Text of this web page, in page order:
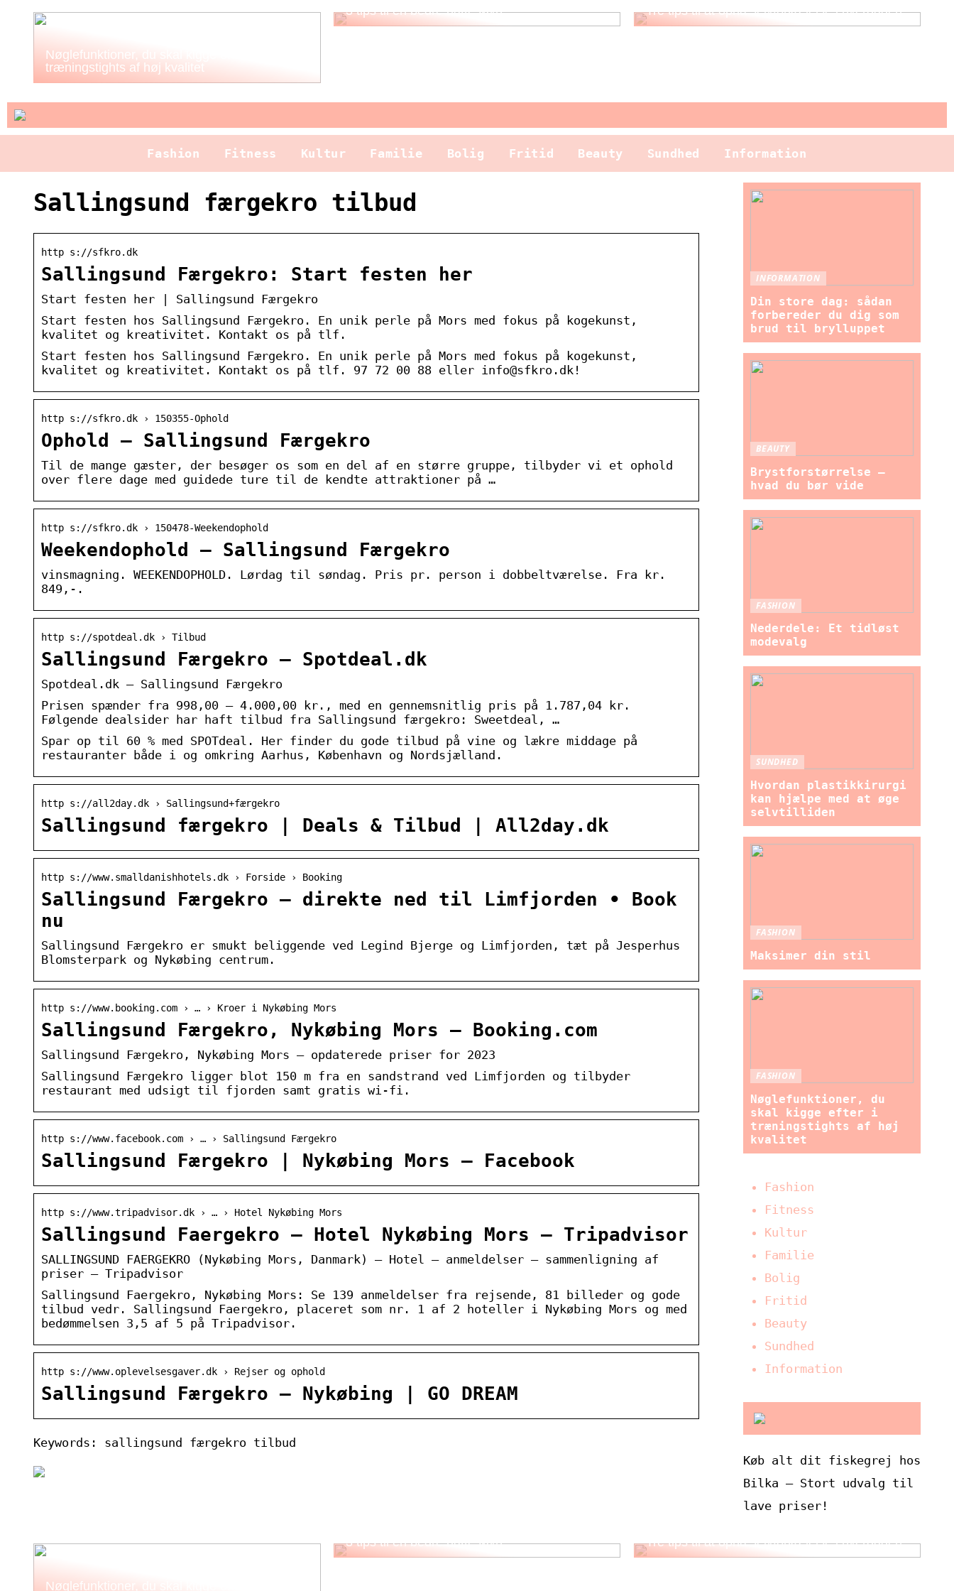
Nøglefunktioner, du skal kigge efter i
træningstights af høj kvalitet
3 tips til en bedre nattesøvn Tre tips til at opnå selvforkælelse i hverdagen
Fashion Fitness Kultur Familie Bolig Fritid Beauty Sundhed Information
Sallingsund færgekro tilbud
http s://sfkro.dk
Sallingsund Færgekro: Start festen her
Start festen her | Sallingsund Færgekro
Start festen hos Sallingsund Færgekro. En unik perle på Mors med fokus på kogekunst,
kvalitet og kreativitet. Kontakt os på tlf.
Start festen hos Sallingsund Færgekro. En unik perle på Mors med fokus på kogekunst,
kvalitet og kreativitet. Kontakt os på tlf. 97 72 00 88 eller info@sfkro.dk!
http s://sfkro.dk › 150355-Ophold
Ophold – Sallingsund Færgekro
Til de mange gæster, der besøger os som en del af en større gruppe, tilbyder vi et ophold
over flere dage med guidede ture til de kendte attraktioner på …
http s://sfkro.dk › 150478-Weekendophold
Weekendophold – Sallingsund Færgekro
vinsmagning. WEEKENDOPHOLD. Lørdag til søndag. Pris pr. person i dobbeltværelse. Fra kr.
849,-.
http s://spotdeal.dk › Tilbud
Sallingsund Færgekro – Spotdeal.dk
Spotdeal.dk – Sallingsund Færgekro
Prisen spænder fra 998,00 – 4.000,00 kr., med en gennemsnitlig pris på 1.787,04 kr.
Følgende dealsider har haft tilbud fra Sallingsund færgekro: Sweetdeal, …
Spar op til 60 % med SPOTdeal. Her finder du gode tilbud på vine og lækre middage på
restauranter både i og omkring Aarhus, København og Nordsjælland.
http s://all2day.dk › Sallingsund+færgekro
Sallingsund færgekro | Deals & Tilbud | All2day.dk
http s://www.smalldanishhotels.dk › Forside › Booking
Sallingsund Færgekro – direkte ned til Limfjorden • Book
nu
Sallingsund Færgekro er smukt beliggende ved Legind Bjerge og Limfjorden, tæt på Jesperhus
Blomsterpark og Nykøbing centrum.
http s://www.booking.com › … › Kroer i Nykøbing Mors
Sallingsund Færgekro, Nykøbing Mors – Booking.com
Sallingsund Færgekro, Nykøbing Mors – opdaterede priser for 2023
Sallingsund Færgekro ligger blot 150 m fra en sandstrand ved Limfjorden og tilbyder
restaurant med udsigt til fjorden samt gratis wi-fi.
http s://www.facebook.com › … › Sallingsund Færgekro
Sallingsund Færgekro | Nykøbing Mors – Facebook
http s://www.tripadvisor.dk › … › Hotel Nykøbing Mors
Sallingsund Faergekro – Hotel Nykøbing Mors – Tripadvisor
SALLINGSUND FAERGEKRO (Nykøbing Mors, Danmark) – Hotel – anmeldelser – sammenligning af
priser – Tripadvisor
Sallingsund Faergekro, Nykøbing Mors: Se 139 anmeldelser fra rejsende, 81 billeder og gode
tilbud vedr. Sallingsund Faergekro, placeret som nr. 1 af 2 hoteller i Nykøbing Mors og med
bedømmelsen 3,5 af 5 på Tripadvisor.
http s://www.oplevelsesgaver.dk › Rejser og ophold
Sallingsund Færgekro – Nykøbing | GO DREAM
Keywords: sallingsund færgekro tilbud
INFORMATION
Din store dag: sådan
forbereder du dig som
brud til brylluppet
BEAUTY
Brystforstørrelse –
hvad du bør vide
FASHION
Nederdele: Et tidløst
modevalg
SUNDHED
Hvordan plastikkirurgi
kan hjælpe med at øge
selvtilliden
FASHION
Maksimer din stil
FASHION
Nøglefunktioner, du
skal kigge efter i
træningstights af høj
kvalitet
Fashion
Fitness
Kultur
Familie
Bolig
Fritid
Beauty
Sundhed
Information
Køb alt dit fiskegrej hos
Bilka – Stort udvalg til
lave priser!
Nøglefunktioner, du skal kigge efter i
3 tips til en bedre nattesøvn Tre tips til at opnå selvforkælelse i hverdagen